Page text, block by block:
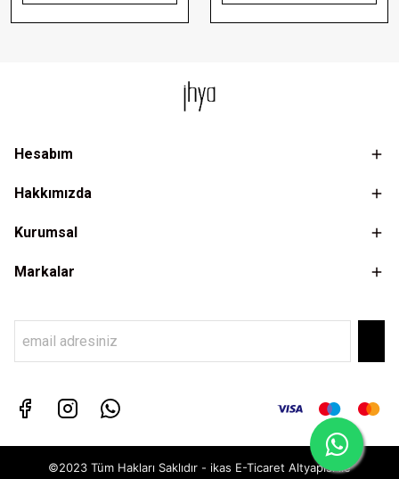
Hesabım
Hakkımızda
Kurumsal
Markalar
©2023 Tüm Hakları Saklıdır - ikas E-Ticaret Altyapısı ile